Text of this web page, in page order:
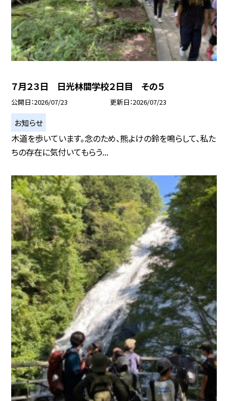
７月２３日 日光林間学校２日目 その５
公開日 2026/07/23 更新日 2026/07/23
お知らせ
木道を歩いています。念のため、熊よけの鈴を鳴らして、私た
ちの存在に気付いてもらう...